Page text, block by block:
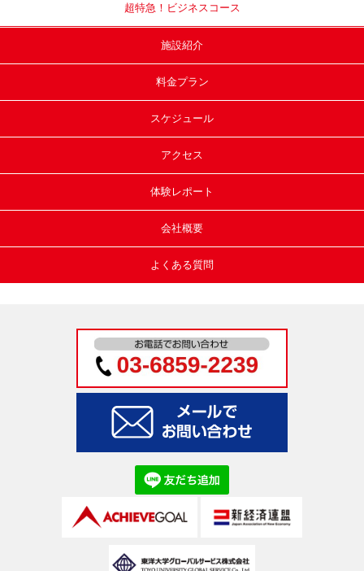
超特急！ ビジネスコース
施設紹介
料金プラン
スケジュール
アクセス
体験レポート
会社概要
よくある質問